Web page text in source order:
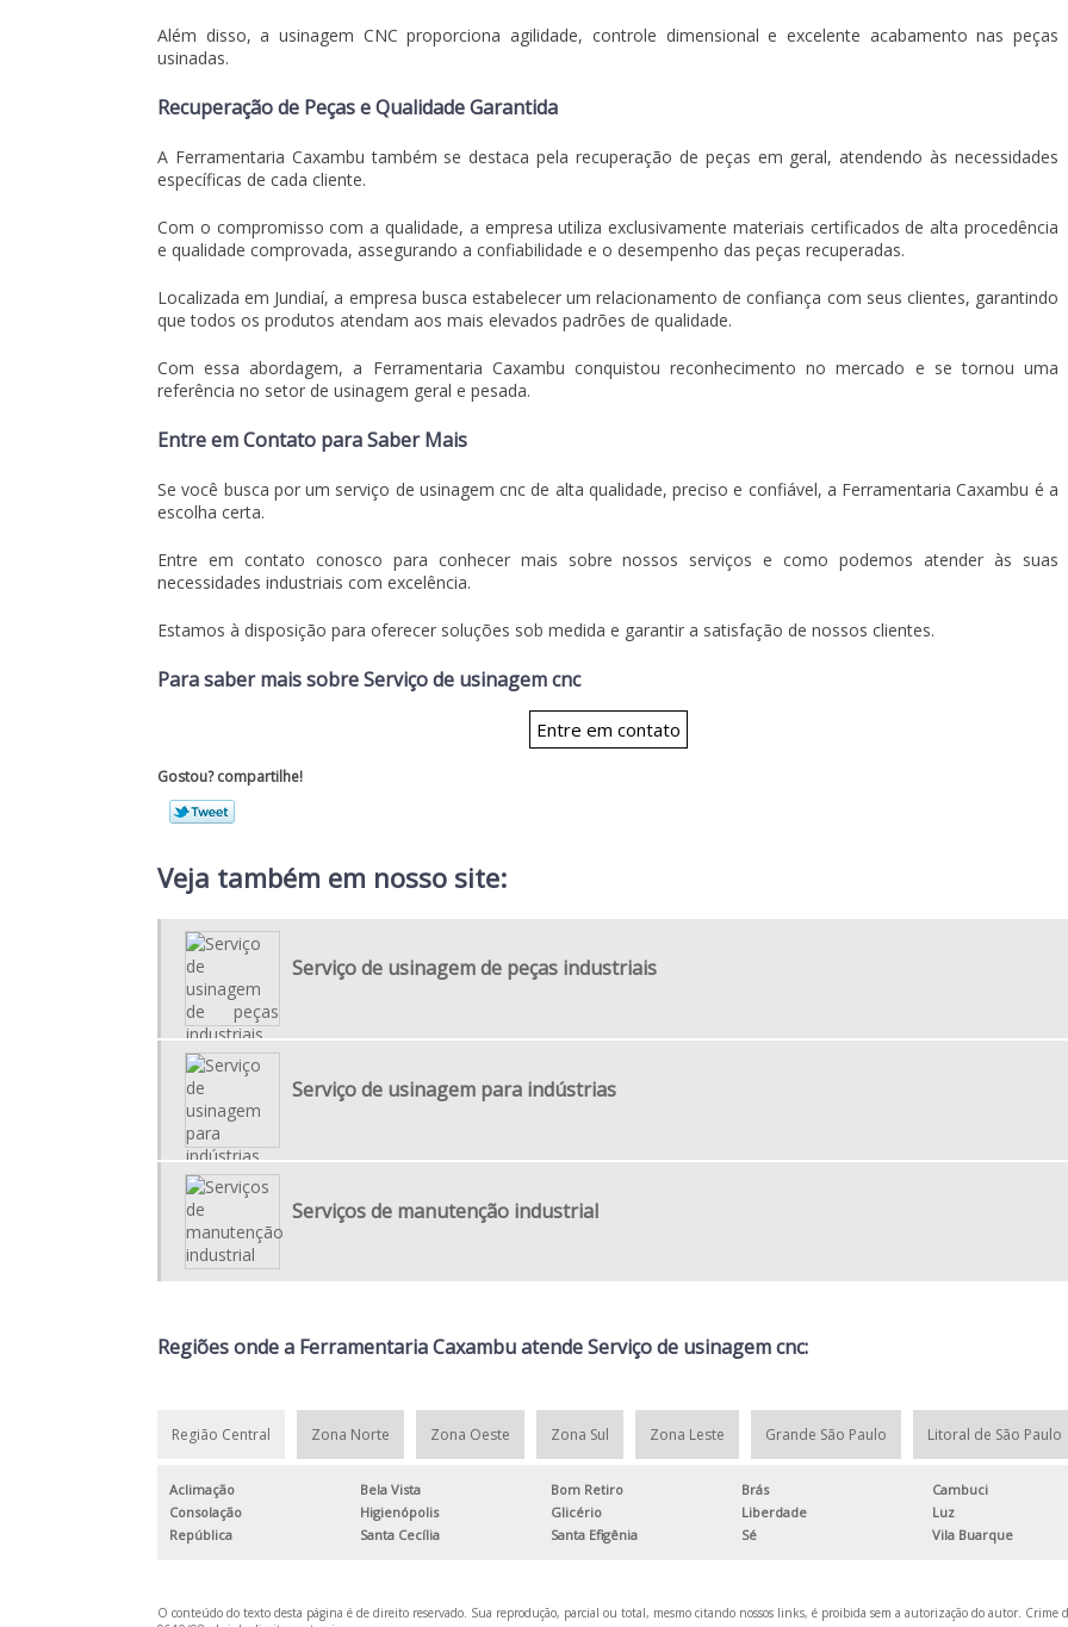
Além disso, a usinagem CNC proporciona agilidade, controle dimensional e excelente acabamento nas peças
usinadas.
Recuperação de Peças e Qualidade Garantida
A Ferramentaria Caxambu também se destaca pela recuperação de peças em geral, atendendo às necessidades
específicas de cada cliente.
Com o compromisso com a qualidade, a empresa utiliza exclusivamente materiais certificados de alta procedência
e qualidade comprovada, assegurando a confiabilidade e o desempenho das peças recuperadas.
Localizada em Jundiaí, a empresa busca estabelecer um relacionamento de confiança com seus clientes, garantindo
que todos os produtos atendam aos mais elevados padrões de qualidade.
Com essa abordagem, a Ferramentaria Caxambu conquistou reconhecimento no mercado e se tornou uma
referência no setor de usinagem geral e pesada.
Entre em Contato para Saber Mais
Se você busca por um serviço de usinagem cnc de alta qualidade, preciso e confiável, a Ferramentaria Caxambu é a
escolha certa.
Entre em contato conosco para conhecer mais sobre nossos serviços e como podemos atender às suas
necessidades industriais com excelência.
Estamos à disposição para oferecer soluções sob medida e garantir a satisfação de nossos clientes.
Para saber mais sobre Serviço de usinagem cnc
Entre em contato
Gostou? compartilhe!
Veja também em nosso site:
Serviço de usinagem de peças industriais
Serviço de usinagem para indústrias
Serviços de manutenção industrial
Regiões onde a Ferramentaria Caxambu atende Serviço de usinagem cnc:
Região Central Zona Norte Zona Oeste Zona Sul Zona Leste Grande São Paulo Litoral de São Paulo
Aclimação Bela Vista Bom Retiro Brás Cambuci
Consolação
Higienópolis Glicério Liberdade Luz
República
Santa Cecília Santa Efigênia Sé Vila Buarque
O conteúdo do texto desta página é de direito reservado. Sua reprodução, parcial ou total, mesmo citando nossos links, é proibida sem a autorização do autor. Crime